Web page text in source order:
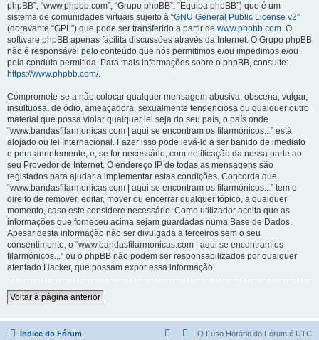
phpBB”, “www.phpbb.com”, “Grupo phpBB”, “Equipa phpBB”) que é um
sistema de comunidades virtuais sujeito à “GNU General Public License v2”
(doravante “GPL”) que pode ser transferido a partir de www.phpbb.com. O
software phpBB apenas facilita discussões através da Internet. O Grupo phpBB
não é responsável pelo conteúdo que nós permitimos e/ou impedimos e/ou
pela conduta permitida. Para mais informações sobre o phpBB, consulte:
https://www.phpbb.com/.
Compromete-se a não colocar qualquer mensagem abusiva, obscena, vulgar,
insultuosa, de ódio, ameaçadora, sexualmente tendenciosa ou qualquer outro
material que possa violar qualquer lei seja do seu país, o país onde
“www.bandasfilarmonicas.com | aqui se encontram os filarmónicos...” está
alojado ou lei Internacional. Fazer isso pode levá-lo a ser banido de imediato
e permanentemente, e, se for necessário, com notificação da nossa parte ao
seu Provedor de Internet. O endereço IP de todas as mensagens são
registados para ajudar a implementar estas condições. Concorda que
“www.bandasfilarmonicas.com | aqui se encontram os filarmónicos...” tem o
direito de remover, editar, mover ou encerrar qualquer tópico, a qualquer
momento, caso este considere necessário. Como utilizador aceita que as
informações que forneceu acima sejam guardadas numa Base de Dados.
Apesar desta informação não ser divulgada a terceiros sem o seu
consentimento, o “www.bandasfilarmonicas.com | aqui se encontram os
filarmónicos...” ou o phpBB não podem ser responsabilizados por qualquer
atentado Hacker, que possam expor essa informação.
Voltar à página anterior
Índice do Fórum O Fuso Horário do Fórum é UTC